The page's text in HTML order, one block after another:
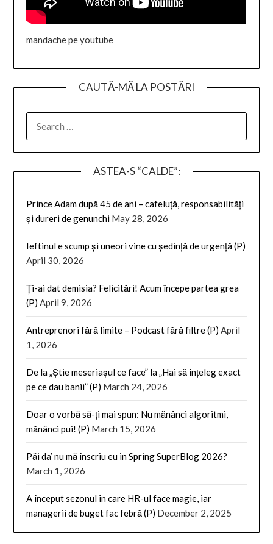
mandache pe youtube
CAUTĂ-MĂ LA POSTĂRI
ASTEA-S “CALDE”:
Prince Adam după 45 de ani – cafeluță, responsabilități
și dureri de genunchi May 28, 2026
Ieftinul e scump și uneori vine cu ședință de urgență (P)
April 30, 2026
Ți-ai dat demisia? Felicitări! Acum începe partea grea
(P) April 9, 2026
Antreprenori fără limite – Podcast fără filtre (P) April
1, 2026
De la „Știe meseriașul ce face” la „Hai să înțeleg exact
pe ce dau banii” (P) March 24, 2026
Doar o vorbă să-ți mai spun: Nu mănânci algoritmi,
mănânci pui! (P) March 15, 2026
Păi da’ nu mă înscriu eu in Spring SuperBlog 2026?
March 1, 2026
A început sezonul în care HR-ul face magie, iar
managerii de buget fac febră (P) December 2, 2025